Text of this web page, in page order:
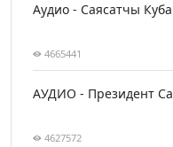
Аудио - Саясатчы
4665441
АУДИО - Президент
4627572